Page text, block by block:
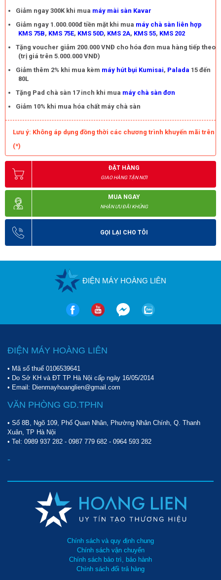
- Đầu tư một chiếc máy chà sàn nhà xưởng
BT70, các doanh nghiệp sẽ giảm được chi phí thuê nhân công,
tiết kiệm chi phí mua dụng cụ lau sàn. Hơn nữa, thiết bị được sản
xuất trên dây chuyền hiện đại và được kiểm định chất lượng khắt
khe nên ít xảy ra sự cố hỏng hóc, giảm thiểu chi phí sửa chữa và
thay thế linh kiện trong tương lai.
Hy vọng với những ưu điểm trên của máy chà sàn liên hợp IPC
với giá ưu đãi, khách hàng vui lòng liên hệ hotline ☎️ 0989 937
282 để được nghe nhân viên Điện máy Hoàng Liên tư vấn cụ thể
Giảm ngay 300K khi mua máy mài sàn Kavar
Giảm ngay 1.000.000đ tiền mặt khi mua máy chà sàn liên hợp
KMS 75B, KMS 75E, KMS 50D, KMS 2A, KMS 55, KMS 202
Tặng voucher giảm 200.000 VNĐ cho hóa đơn mua hàng tiếp theo
(trị giá trên 5.000.000 VNĐ)
Giảm thêm 2% khi mua kèm máy hút bụi Kumisai, Palada 15 đến
80L
Tặng Pad chà sàn 17 inch khi mua máy chà sàn đơn
Giảm 10% khi mua hóa chất máy chà sàn
Lưu ý: Không áp dụng đồng thời các chương trình khuyến mãi trên
(*)
ĐẶT HÀNG
GIAO HÀNG TẬN NƠI
MUA NGAY
NHẬN ƯU ĐÃI KHỦNG
GỌI LẠI CHO TÔI
ĐIỆN MÁY HOÀNG LIÊN
ĐIỆN MÁY HOÀNG LIÊN
• Mã số thuế 0106539641
• Do Sở KH và ĐT TP Hà Nội cấp ngày 16/05/2014
• Email: Dienmayhoanglien@gmail.com
VĂN PHÒNG GD.TPHN
• Số 8B, Ngõ 109, Phố Quan Nhân, Phường Nhân Chính, Q. Thanh
Xuân, TP Hà Nội
• Tel: 0989 937 282 - 0987 779 682 - 0964 593 282
-
Chính sách và quy định chung
Chính sách vận chuyển
Chính sách bảo trì, bảo hành
Chính sách đổi trả hàng